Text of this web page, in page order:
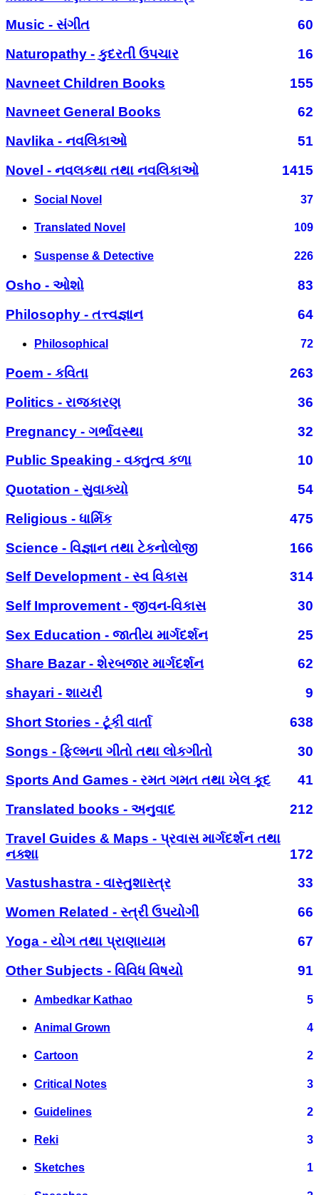
Music - સંગીત
60
Naturopathy - કુદરતી ઉપચાર
16
Navneet Children Books
155
Navneet General Books
62
Navlika - નવલિકાઓ
51
Novel - નવલકથા તથા નવલિકાઓ
1415
Social Novel 37
Translated Novel 109
Suspense & Detective 226
Osho - ઓશો
83
Philosophy - તત્ત્વજ્ઞાન
64
Philosophical 72
Poem - કવિતા
263
Politics - રાજકારણ
36
Pregnancy - ગર્ભાવસ્થા
32
Public Speaking - વક્તુત્વ કળા
10
Quotation - સુવાક્યો
54
Religious - ધાર્મિક
475
Science - વિજ્ઞાન તથા ટેકનોલોજી
166
Self Development - સ્વ વિકાસ
314
Self Improvement - જીવન-વિકાસ
30
Sex Education - જાતીય માર્ગદર્શન
25
Share Bazar - શેરબજાર માર્ગદર્શન
62
shayari - શાયરી
9
Short Stories - ટૂંકી વાર્તા
638
Songs - ફિલ્મના ગીતો તથા લોકગીતો
30
Sports And Games - રમત ગમત તથા ખેલ કૂદ
41
Translated books - અનુવાદ
212
Travel Guides & Maps - પ્રવાસ માર્ગદર્શન તથા
નક્શા
172
Vastushastra - વાસ્તુશાસ્ત્ર
33
Women Related - સ્ત્રી ઉપયોગી
66
Yoga - યોગ તથા પ્રાણાયામ
67
Other Subjects - વિવિધ વિષયો
91
Ambedkar Kathao 5
Animal Grown 4
Cartoon 2
Critical Notes 3
Guidelines 2
Reki 3
Sketches 1